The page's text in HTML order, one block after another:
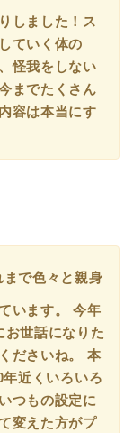
しました！ス
ていく体の
怪我をしない
までたくさん
容は本当にす
で色々と親身
います。 今年
お世話になりた
ださいね。 本
近くいろいろ
つもの設定に
変えた方がプ